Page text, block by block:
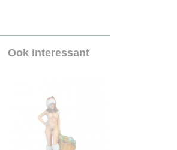
Ook interessant